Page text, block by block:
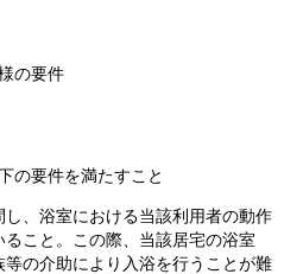
の要件
の要件を満たすこと
、浴室における当該利用者の動作
こと。この際、当該居宅の浴室
の介助により入浴を行うことが難